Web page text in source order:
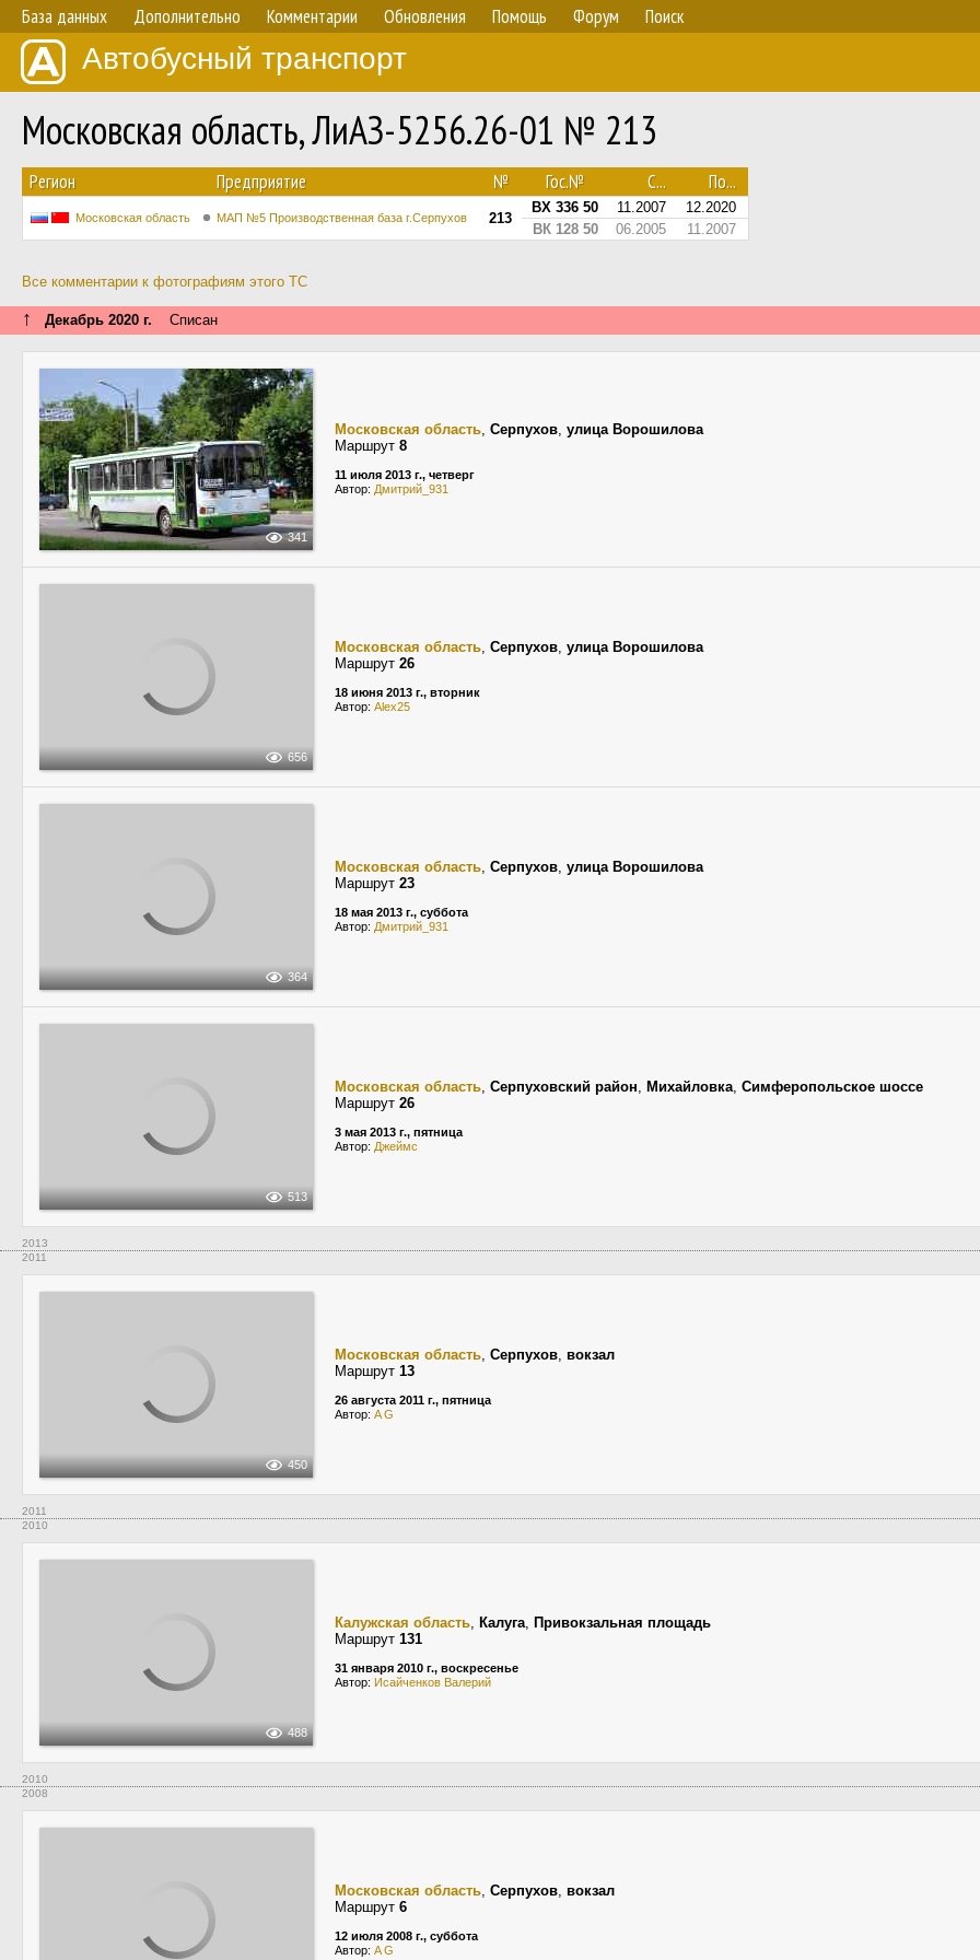
База данных Дополнительно Комментарии Обновления Помощь Форум Поиск
Автобусный транспорт
Московская область, ЛиАЗ-5256.26-01 № 213
Регион Предприятие № Гос.№ С... По...
Московская область МАП №5 Производственная база г.Серпухов 213
ВХ 336 50 11.2007
12.2020
ВК 128 50
06.2005 11.2007
Все комментарии к фотографиям этого ТС
↑ Декабрь 2020 г. Списан
341
Московская область, Серпухов, улица Ворошилова
Маршрут 8
11 июля 2013 г., четверг
Автор: Дмитрий_931
656
Московская область, Серпухов, улица Ворошилова
Маршрут 26
18 июня 2013 г., вторник
Автор: Alex25
364
Московская область, Серпухов, улица Ворошилова
Маршрут 23
18 мая 2013 г., суббота
Автор: Дмитрий_931
513
Московская область, Серпуховский район, Михайловка, Симферопольское шоссе
Маршрут 26
3 мая 2013 г., пятница
Автор: Джеймс
2013
2011
450
Московская область, Серпухов, вокзал
Маршрут 13
26 августа 2011 г., пятница
Автор: A G
2011
2010
488
Калужская область, Калуга, Привокзальная площадь
Маршрут 131
31 января 2010 г., воскресенье
Автор: Исайченков Валерий
2010
2008
Московская область, Серпухов, вокзал
Маршрут 6
12 июля 2008 г., суббота
Автор: A G